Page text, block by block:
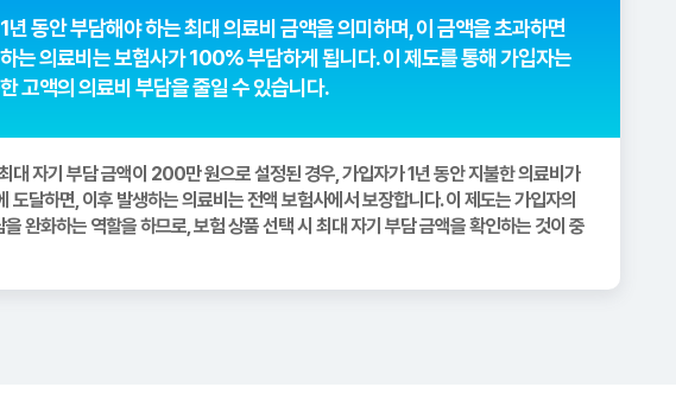
년 동안 부담해야 하는 최대 의료비 금액을 의미하며, 이 금액을 초과하면
는 의료비는 보험사가 100% 부담하게 됩니다. 이 제도를 통해 가입자는
고액의 의료비 부담을 줄일 수 있습니다.
대 자기 부담 금액이 200만 원으로 설정된 경우, 가입자가 1년 동안 지불한 의료비가
도달하면, 이후 발생하는 의료비는 전액 보험사에서 보장합니다. 이 제도는 가입자의
완화하는 역할을 하므로, 보험 상품 선택 시 최대 자기 부담 금액을 확인하는 것이 중